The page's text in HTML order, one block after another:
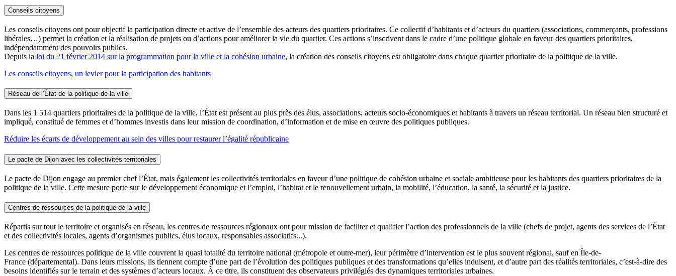
Conseils citoyens
Les conseils citoyens ont pour objectif la participation directe et active de l’ensemble des acteurs des quartiers prioritaires. Ce collectif d’habitants et d’acteurs du quartiers (associations, commerçants, professions
libérales…) permet la création et la réalisation de projets ou d’actions pour améliorer la vie du quartier. Ces actions s’inscrivent dans le cadre d’une politique globale en faveur des quartiers prioritaires,
indépendamment des pouvoirs publics.
Depuis la loi du 21 février 2014 sur la programmation pour la ville et la cohésion urbaine, la création des conseils citoyens est obligatoire dans chaque quartier prioritaire de la politique de la ville.
Les conseils citoyens, un levier pour la participation des habitants
Réseau de l’État de la politique de la ville
Dans les 1 514 quartiers prioritaires de la politique de la ville, l’État est présent au plus près des élus, associations, acteurs socio-économiques et habitants à travers un réseau territorial. Un réseau bien structuré et
impliqué, constitué de femmes et d’hommes investis dans leur mission de coordination, d’information et de mise en œuvre des politiques publiques.
Réduire les écarts de développement au sein des villes pour restaurer l’égalité républicaine
Le pacte de Dijon avec les collectivités territoriales
Le pacte de Dijon engage au premier chef l’État, mais également les collectivités territoriales en faveur d’une politique de cohésion urbaine et sociale ambitieuse pour les habitants des quartiers prioritaires de la
politique de la ville. Cette mesure porte sur le développement économique et l’emploi, l’habitat et le renouvellement urbain, la mobilité, l’éducation, la santé, la sécurité et la justice.
Centres de ressources de la politique de la ville
Répartis sur tout le territoire et organisés en réseau, les centres de ressources régionaux ont pour mission de faciliter et qualifier l’action des professionnels de la ville (chefs de projet, agents des services de l’État
et des collectivités locales, agents d’organismes publics, élus locaux, responsables associatifs...).
Les centres de ressources politique de la ville couvrent la quasi totalité du territoire national (métropole et outre-mer), leur périmètre d’intervention est le plus souvent régional, sauf en Île-de-
France (départemental). Dans leurs missions, ils tiennent compte d’une part de l’évolution des politiques publiques et des transformations qu’elles induisent, et d’autre part des réalités territoriales, c’est-à-dire des
besoins identifiés sur le terrain et des systèmes d’acteurs locaux. À ce titre, ils constituent des observateurs privilégiés des dynamiques territoriales urbaines.